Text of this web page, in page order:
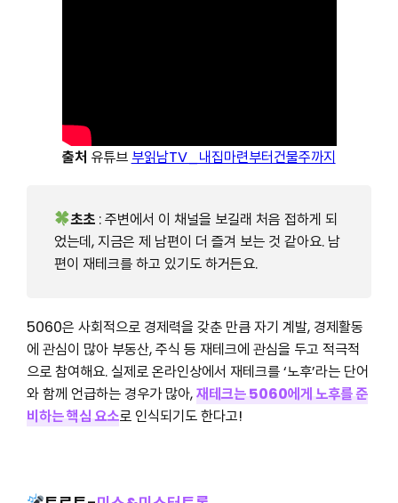
출처 유튜브 부읽남TV_내집마련부터건물주까지
초초 : 주변에서 이 채널을 보길래 처음 접하게 되
었는데, 지금은 제 남편이 더 즐겨 보는 것 같아요. 남
편이 재테크를 하고 있기도 하거든요.
5060은 사회적으로 경제력을 갖춘 만큼 자기 계발, 경제활동
에 관심이 많아 부동산, 주식 등 재테크에 관심을 두고 적극적
으로 참여해요. 실제로 온라인상에서 재테크를 ‘노후’라는 단어
와 함께 언급하는 경우가 많아,재테크는 5060에게 노후를 준
비하는 핵심 요소로 인식되기도 한다고!